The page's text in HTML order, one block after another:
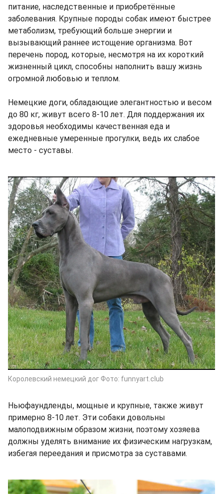
питание, наследственные и приобретённые
заболевания. Крупные породы собак имеют быстрее
метаболизм, требующий больше энергии и
вызывающий раннее истощение организма. Вот
перечень пород, которые, несмотря на их короткий
жизненный цикл, способны наполнить вашу жизнь
огромной любовью и теплом.
Немецкие доги, обладающие элегантностью и весом
до 80 кг, живут всего 8-10 лет. Для поддержания их
здоровья необходимы качественная еда и
ежедневные умеренные прогулки, ведь их слабое
место - суставы.
Королевский немецкий дог Фото: funnyart.club
Ньюфаундленды, мощные и крупные, также живут
примерно 8-10 лет. Эти собаки довольны
малоподвижным образом жизни, поэтому хозяева
должны уделять внимание их физическим нагрузкам,
избегая переедания и присмотра за суставами.